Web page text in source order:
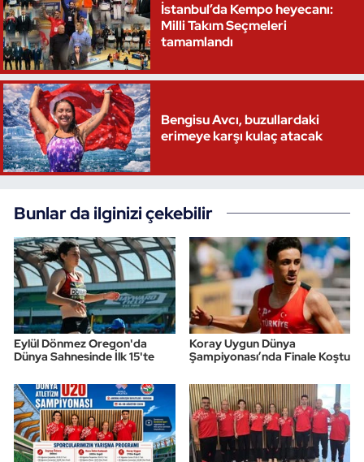
İstanbul’da Kempo heyecanı:
Milli Takım Seçmeleri
tamamlandı
Bengisu Avcı, buzullardaki
erimeye karşı kulaç atacak
Bunlar da ilginizi çekebilir
Eylül Dönmez Oregon'da
Dünya Sahnesinde İlk 15'te
Koray Uygun Dünya
Şampiyonası’nda Finale Koştu